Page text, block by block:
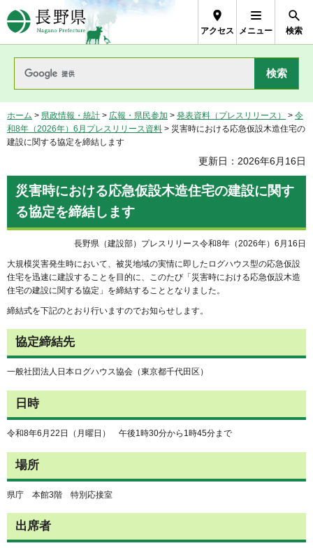
長野県Nagano Prefecture
アクセス メニュー 検索
ホーム > 県政情報・統計 > 広報・県民参加 > 発表資料（プレスリリース） > 令
和8年（2026年）6月プレスリリース資料 > 災害時における応急仮設木造住宅の
建設に関する協定を締結します
更新日：2026年6月16日
災害時における応急仮設木造住宅の建設に関す
る協定を締結します
長野県（建設部）プレスリリース令和8年（2026年）6月16日
大規模災害発生時において、被災地域の実情に即したログハウス型の応急仮設
住宅を迅速に建設することを目的に、このたび「災害時における応急仮設木造
住宅の建設に関する協定」を締結することとなりました。
締結式を下記のとおり行いますのでお知らせします。
協定締結先
一般社団法人日本ログハウス協会（東京都千代田区）
日時
令和8年6月22日（月曜日） 午後1時30分から1時45分まで
場所
県庁 本館3階 特別応接室
出席者